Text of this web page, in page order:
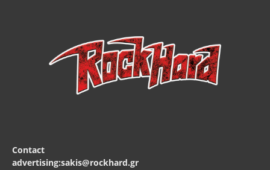
Contact
advertising:sakis@rockhard.gr